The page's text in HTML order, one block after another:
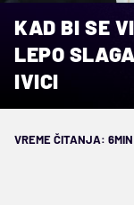
KAD BI SE
LEPO
IVICI
VREME ČITANJA: